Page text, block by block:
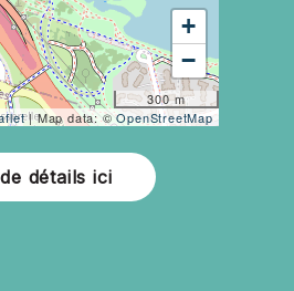
+
−
300 m
| Map data: ©OpenStreetMap
détails ici